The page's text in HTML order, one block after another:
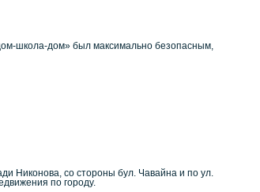
школа-дом» был максимально безопасным,
Никонова, со стороны бул. Чавайна и по ул.
по городу.